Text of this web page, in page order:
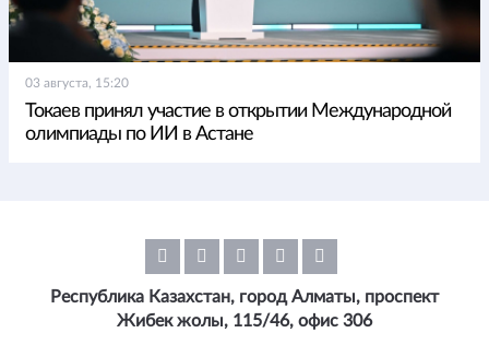
03 августа, 15:20
Токаев принял участие в открытии Международной
олимпиады по ИИ в Астане
Республика Казахстан, город Алматы, проспект
Жибек жолы, 115/46, офис 306